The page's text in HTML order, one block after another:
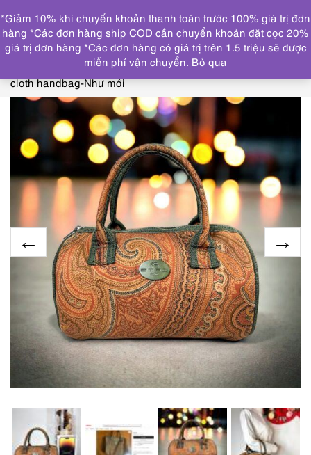
DANH MỤC
Trang chủ TÚI XÁCH
COACH, FURLA, YSL, ETRO,
SAMATHA THAVASA
5318-Túi xách tay-ETRO Profumi
cloth handbag-Như mới
*Giảm 10% khi chuyển khoản thanh toán trước 100% giá trị đơn
hàng *Các đơn hàng ship COD cần chuyển khoản đặt cọc 20%
giá trị đơn hàng *Các đơn hàng có giá trị trên 1.5 triệu sẽ được
miễn phí vận chuyển. Bỏ qua